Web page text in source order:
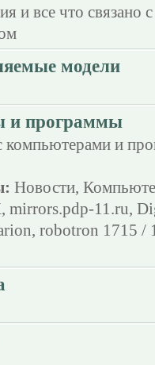
и все что связано с
модели
и программы
компьютерами и
Новости,
, mirrors.pdp-11.ru,
, robotron 1715 /